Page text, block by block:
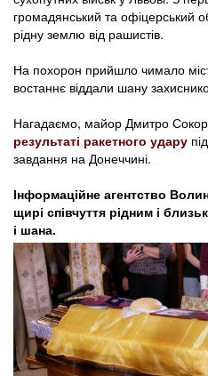
громадянський та офіцерський
рідну землю від рашистів.
На похорон прийшло чимало
востаннє віддали шану
Нагадаємо, майор Дмитро
результаті ракетного удару
завдання на Донеччині.
Інформаційне агентство
щирі співчуття рідним і
і шана.